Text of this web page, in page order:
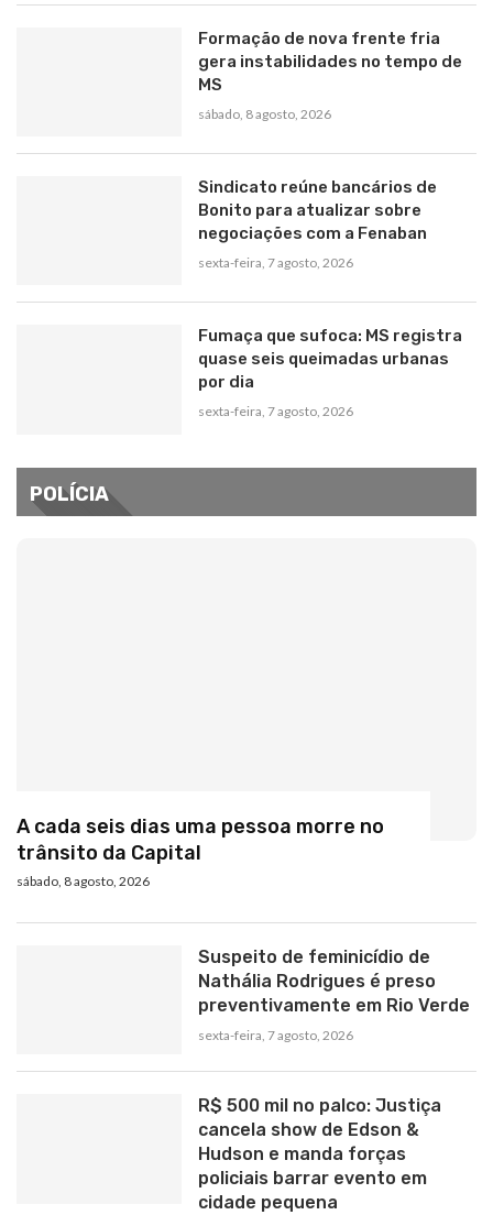
Formação de nova frente fria
gera instabilidades no tempo de
MS
sábado, 8 agosto, 2026
Sindicato reúne bancários de
Bonito para atualizar sobre
negociações com a Fenaban
sexta-feira, 7 agosto, 2026
Fumaça que sufoca: MS registra
quase seis queimadas urbanas
por dia
sexta-feira, 7 agosto, 2026
POLÍCIA
A cada seis dias uma pessoa morre no
trânsito da Capital
sábado, 8 agosto, 2026
Suspeito de feminicídio de
Nathália Rodrigues é preso
preventivamente em Rio Verde
sexta-feira, 7 agosto, 2026
R$ 500 mil no palco: Justiça
cancela show de Edson &
Hudson e manda forças
policiais barrar evento em
cidade pequena